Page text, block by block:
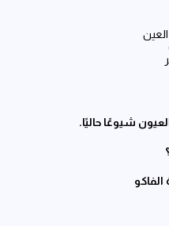
شيوعًا حاليًا.
الفاكو